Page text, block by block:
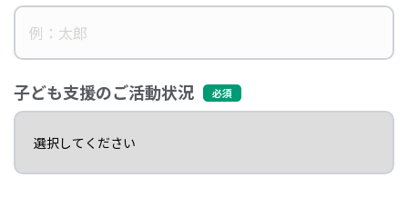
子ども支援のご活動状況